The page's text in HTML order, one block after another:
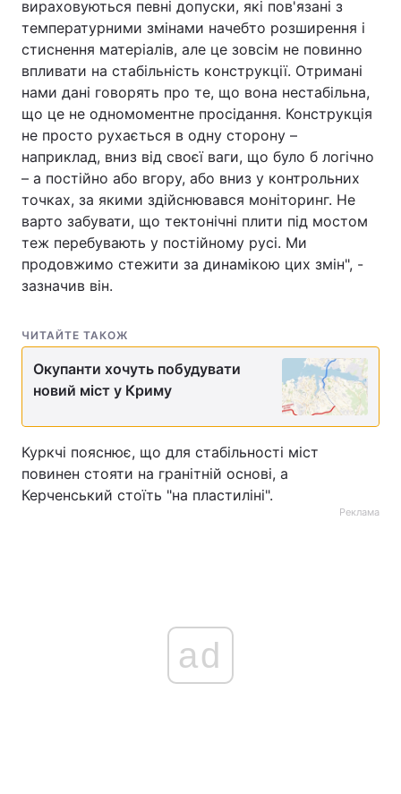
вираховуються певні допуски, які пов'язані з
температурними змінами начебто розширення і
стиснення матеріалів, але це зовсім не повинно
впливати на стабільність конструкції. Отримані
нами дані говорять про те, що вона нестабільна,
що це не одномоментне просідання. Конструкція
не просто рухається в одну сторону –
наприклад, вниз від своєї ваги, що було б логічно
– а постійно або вгору, або вниз у контрольних
точках, за якими здійснювався моніторинг. Не
варто забувати, що тектонічні плити під мостом
теж перебувають у постійному русі. Ми
продовжимо стежити за динамікою цих змін", -
зазначив він.
ЧИТАЙТЕ ТАКОЖ
Окупанти хочуть побудувати
новий міст у Криму
Куркчі пояснює, що для стабільності міст
повинен стояти на гранітній основі, а
Керченський стоїть "на пластиліні".
Реклама
ad